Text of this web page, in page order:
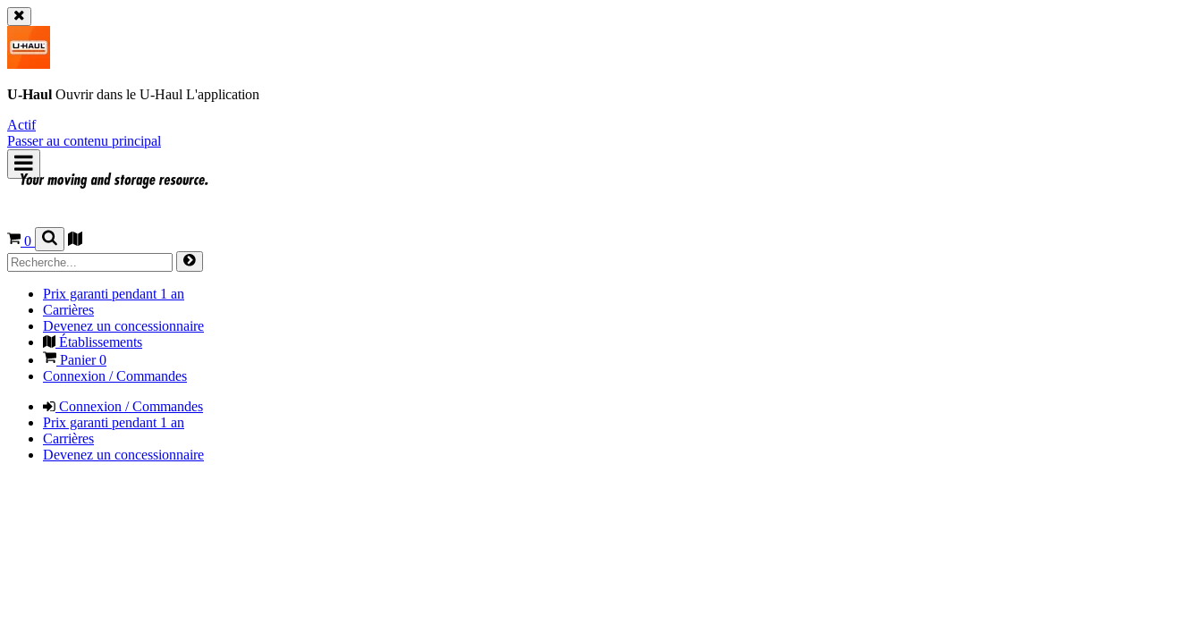
U-Haul Ouvrir dans le U-Haul L'application
Actif
Passer au contenu principal
0
Prix garanti pendant 1 an
Carrières
Devenez un concessionnaire
Établissements
Panier0
Connexion / Commandes
Connexion / Commandes
Prix garanti pendant 1 an
Carrières
Devenez un concessionnaire